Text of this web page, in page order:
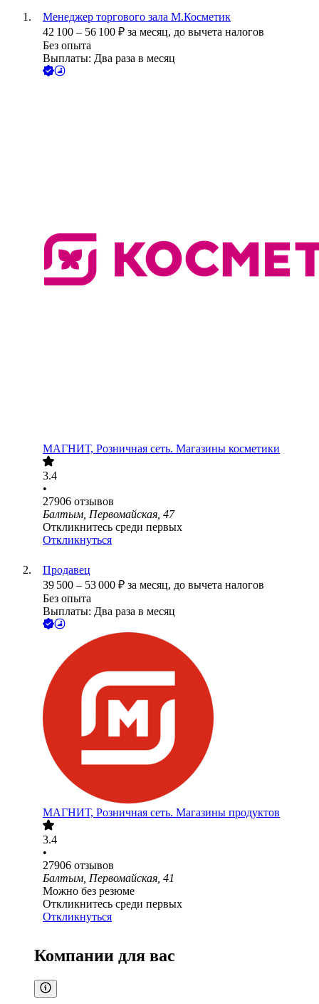
Менеджер торгового зала М.Косметик
42 100 – 56 100 ₽ за месяц, до вычета налогов
Без опыта
Выплаты: Два раза в месяц
МАГНИТ, Розничная сеть. Магазины косметики
3.4
•
27906 отзывов
Балтым, Первомайская, 47
Откликнитесь среди первых
Откликнуться
Продавец
39 500 – 53 000 ₽ за месяц, до вычета налогов
Без опыта
Выплаты: Два раза в месяц
МАГНИТ, Розничная сеть. Магазины продуктов
3.4
•
27906 отзывов
Балтым, Первомайская, 41
Можно без резюме
Откликнитесь среди первых
Откликнуться
Компании для вас